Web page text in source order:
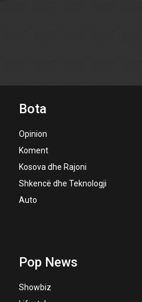
Bota
Opinion
Koment
Kosova dhe Rajoni
Shkencë dhe Teknologji
Auto
Pop News
Showbiz